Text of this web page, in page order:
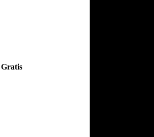
Gratis